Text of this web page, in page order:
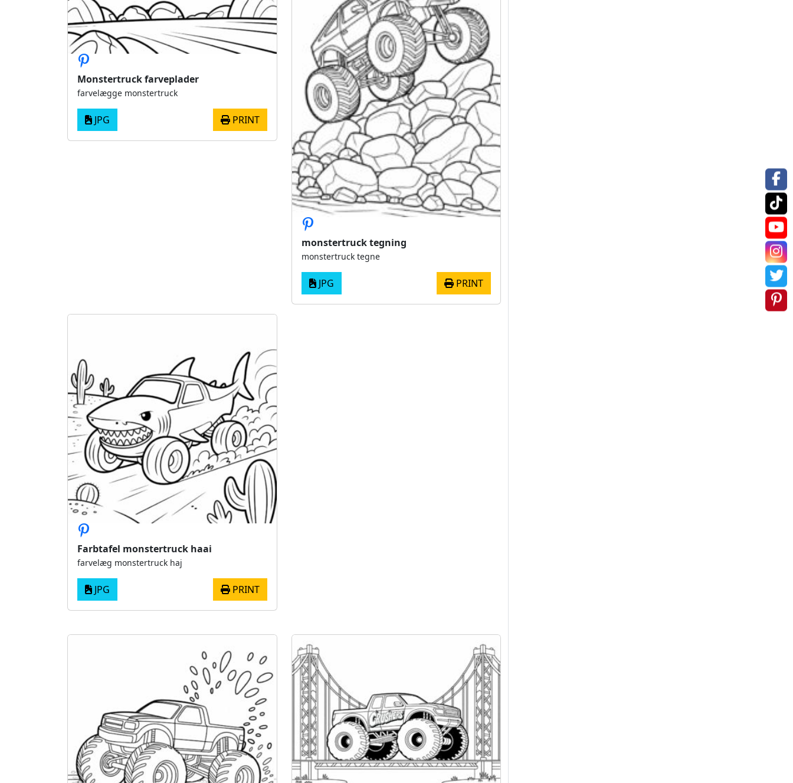
Monstertruck farveplader
farvelægge monstertruck
JPG PRINT
monstertruck tegning
monstertruck tegne
JPG PRINT
Farbtafel monstertruck haai
farvelæg monstertruck haj
JPG PRINT